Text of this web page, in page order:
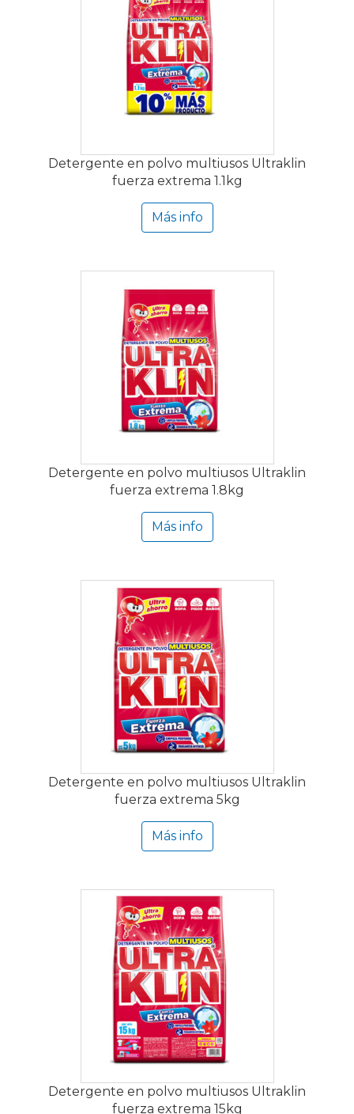
Detergente en polvo multiusos Ultraklin
fuerza extrema 1.1kg
Más info
Detergente en polvo multiusos Ultraklin
fuerza extrema 1.8kg
Más info
Detergente en polvo multiusos Ultraklin
fuerza extrema 5kg
Más info
Detergente en polvo multiusos Ultraklin
fuerza extrema 15kg